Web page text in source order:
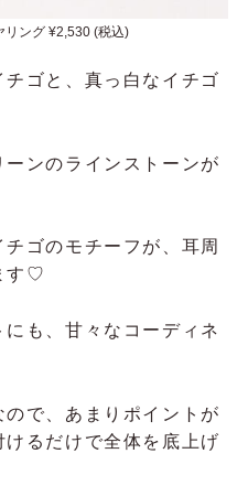
リング ¥2,530 (税込)
ゴと、真っ白なイチゴ
ンのラインストーンが
ゴのモチーフが、耳周
す♡
も、甘々なコーディネ
で、あまりポイントが
るだけで全体を底上げ